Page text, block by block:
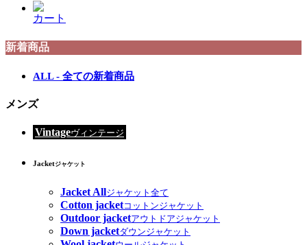
カート
新着商品
ALL - 全ての新着商品
メンズ
Vintageヴィンテージ
Jacketジャケット
Jacket Allジャケット全て
Cotton jacketコットンジャケット
Outdoor jacketアウトドアジャケット
Down jacketダウンジャケット